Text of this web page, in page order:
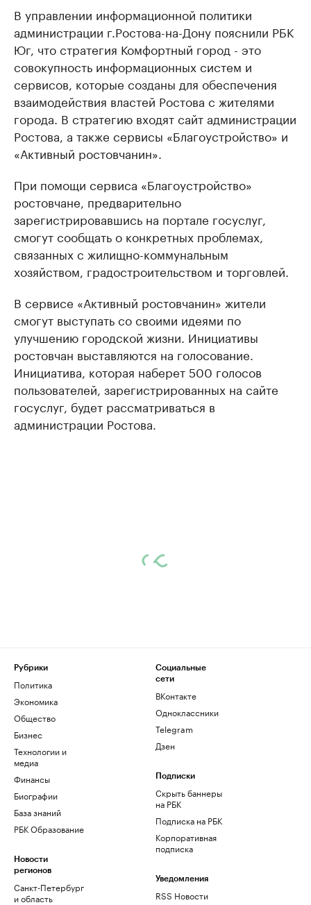
В управлении информационной политики
администрации г.Ростова-на-Дону пояснили РБК
Юг, что стратегия Комфортный город - это
совокупность информационных систем и
сервисов, которые созданы для обеспечения
взаимодействия властей Ростова с жителями
города. В стратегию входят сайт администрации
Ростова, а также сервисы «Благоустройство» и
«Активный ростовчанин».
При помощи сервиса «Благоустройство»
ростовчане, предварительно
зарегистрировавшись на портале госуслуг,
смогут сообщать о конкретных проблемах,
связанных с жилищно-коммунальным
хозяйством, градостроительством и торговлей.
В сервисе «Активный ростовчанин» жители
смогут выступать со своими идеями по
улучшению городской жизни. Инициативы
ростовчан выставляются на голосование.
Инициатива, которая наберет 500 голосов
пользователей, зарегистрированных на сайте
госуслуг, будет рассматриваться в
администрации Ростова.
Рубрики
Политика
Экономика
Общество
Бизнес
Технологии и
медиа
Финансы
Биографии
База знаний
РБК Образование
Новости
регионов
Санкт-Петербург
и область
Социальные
сети
ВКонтакте
Одноклассники
Telegram
Дзен
Подписки
Скрыть баннеры
на РБК
Подписка на РБК
Корпоративная
подписка
Уведомления
RSS Новости